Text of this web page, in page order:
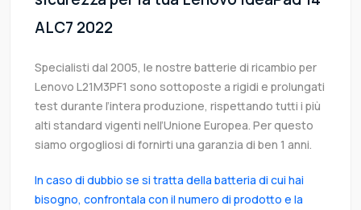
ALC7 2022
Specialisti dal 2005, le nostre batterie di ricambio per
Lenovo L21M3PF1 sono sottoposte a rigidi e prolungati
test durante l’intera produzione, rispettando tutti i più
alti standard vigenti nell’Unione Europea. Per questo
siamo orgogliosi di fornirti una garanzia di ben 1 anni.
In caso di dubbio se si tratta della batteria di cui hai
bisogno, confrontala con il numero di prodotto e la